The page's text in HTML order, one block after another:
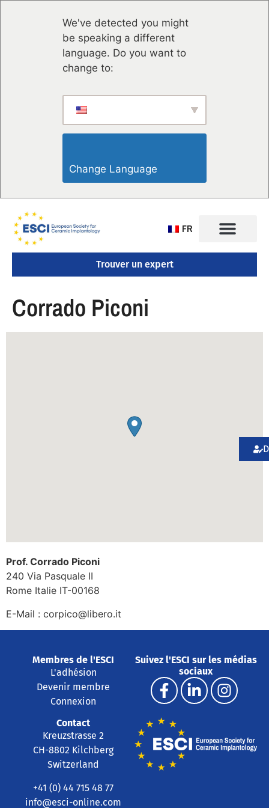
We've detected you might
be speaking a different
language. Do you want to
change to:
FR
Trouver un expert
Corrado Piconi
Prof. Corrado Piconi
240 Via Pasquale II
Rome Italie IT-00168
E-Mail : corpico@libero.it
Contact
Kreuzstrasse 2
CH-8802 Kilchberg
Switzerland
+41 (0) 44 715 48 77
info@esci-online.com
Membres de l'ESCI
L'adhésion
Devenir membre
Connexion
Suivez l'ESCI sur les médias
sociaux